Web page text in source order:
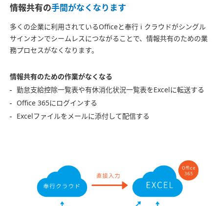
情報共有の手間がなくなります
多くの企業に利用されているOfficeと奉行 i クラウドがシングル
サインオンでシームレスにつながることで、情報共有のための業
務プロセスがなくなります。
情報共有のための作業がなくなる
勤怠支給控除一覧表や有休消化状況一覧表をExcelに転送する
Office 365にログインする
Excelファイルをメールに添付して配信する